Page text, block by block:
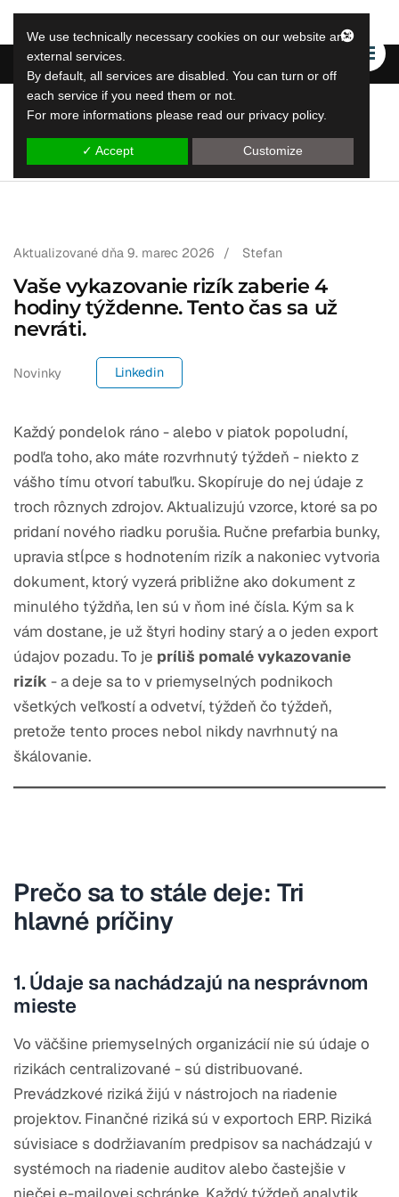
LeapLytics
riešenia na vykazovanie skokov
Aktualizované dňa 9. marec 2026 / Stefan
Vaše vykazovanie rizík zaberie 4
hodiny týždenne. Tento čas sa už
nevráti.
Novinky Linkedin
Každý pondelok ráno - alebo v piatok popoludní,
podľa toho, ako máte rozvrhnutý týždeň - niekto z
vášho tímu otvorí tabuľku. Skopíruje do nej údaje z
troch rôznych zdrojov. Aktualizujú vzorce, ktoré sa po
pridaní nového riadku porušia. Ručne prefarbia bunky,
upravia stĺpce s hodnotením rizík a nakoniec vytvoria
dokument, ktorý vyzerá približne ako dokument z
minulého týždňa, len sú v ňom iné čísla. Kým sa k
vám dostane, je už štyri hodiny starý a o jeden export
údajov pozadu. To je príliš pomalé vykazovanie
rizík - a deje sa to v priemyselných podnikoch
všetkých veľkostí a odvetví, týždeň čo týždeň,
pretože tento proces nebol nikdy navrhnutý na
škálovanie.
Prečo sa to stále deje: Tri
hlavné príčiny
1. Údaje sa nachádzajú na nesprávnom
mieste
Vo väčšine priemyselných organizácií nie sú údaje o
rizikách centralizované - sú distribuované.
Prevádzkové riziká žijú v nástrojoch na riadenie
projektov. Finančné riziká sú v exportoch ERP. Riziká
súvisiace s dodržiavaním predpisov sa nachádzajú v
systémoch na riadenie auditov alebo častejšie v
We use technically necessary cookies on our website and
external services.
By default, all services are disabled. You can turn or off
each service if you need them or not.
For more informations please read our privacy policy.
✓ Accept Customize